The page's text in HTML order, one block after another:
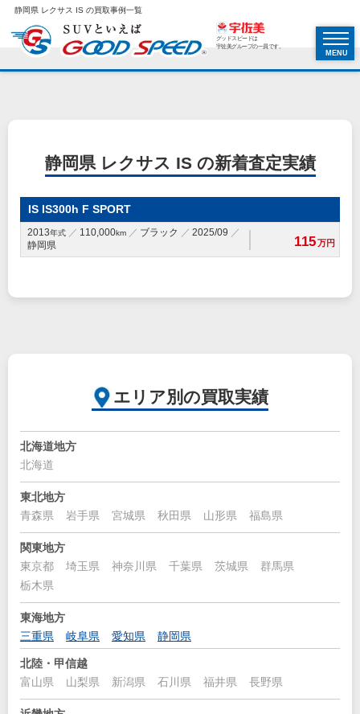
静岡県 レクサス IS の買取事例一覧
グッドスピードは
宇佐美グループの一員です。
MENU
静岡県 レクサス IS の新着査定実績
IS IS300h F SPORT
2013年式 110,000km ブラック
2025/09
静岡県
115万円
エリア別の買取実績
北海道地方
北海道
東北地方
青森県
岩手県 宮城県 秋田県 山形県 福島県
関東地方
東京都
埼玉県 神奈川県 千葉県 茨城県
群馬県
栃木県
東海地方
三重県
岐阜県 愛知県 静岡県
北陸・甲信越
富山県
山梨県 新潟県 石川県 福井県 長野県